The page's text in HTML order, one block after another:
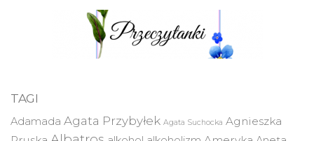
TAGI
Adamada Agata Przybyłek Agata Suchocka Agnieszka